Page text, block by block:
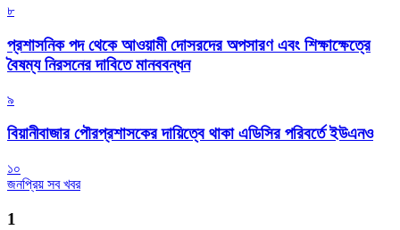
৮
প্রশাসনিক পদ থেকে আওয়ামী দোসরদের অপসারণ এবং শিক্ষাক্ষেত্রে
বৈষম্য নিরসনের দাবিতে মানববন্ধন
৯
বিয়ানীবাজার পৌরপ্রশাসকের দায়িত্বে থাকা এডিসির পরিবর্তে ইউএনও
১০
জনপ্রিয় সব খবর
1